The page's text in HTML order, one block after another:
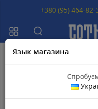
Язык магазина
+380 (95) 464-82-